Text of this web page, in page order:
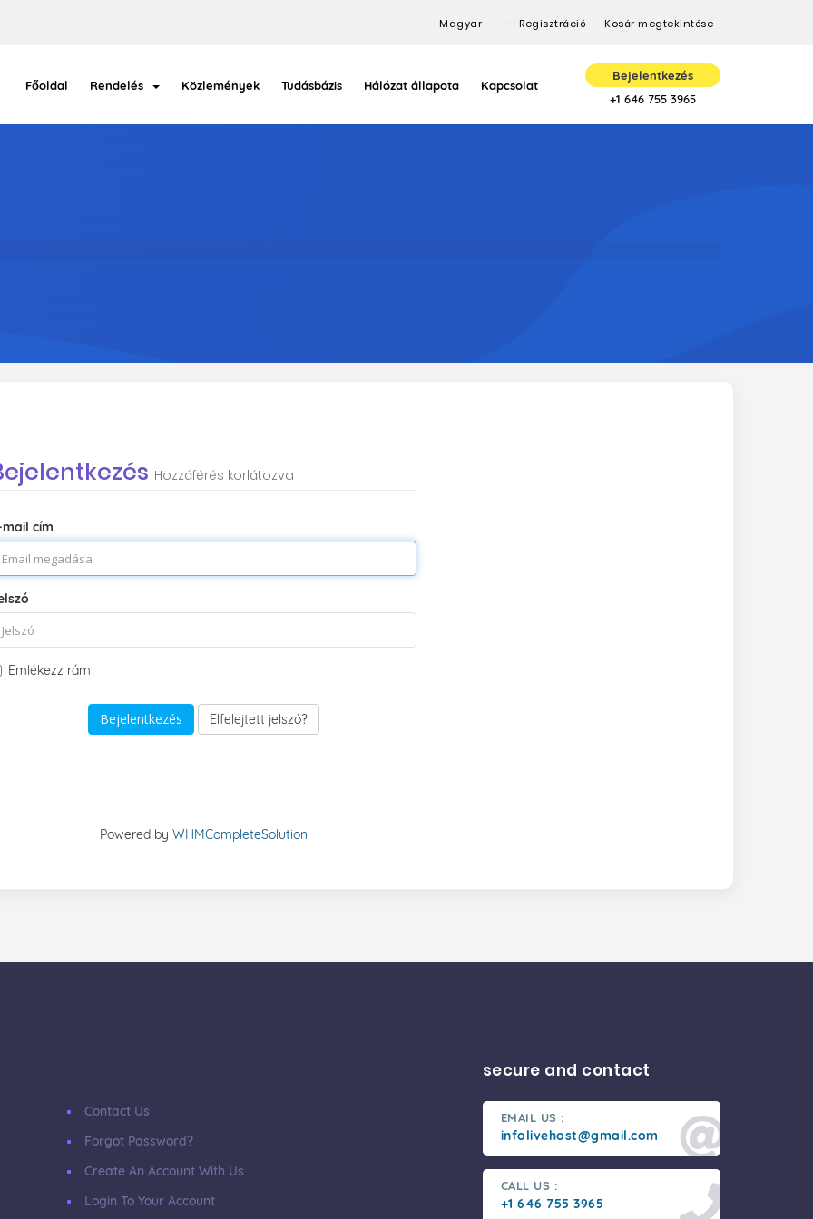
Magyar Regisztráció Kosár megtekintése
Főoldal Rendelés Közlemények Tudásbázis Hálózat állapota Kapcsolat
Bejelentkezés
+1 646 755 3965
Hozzáférés korlátozva
mail cím
Emlékezz rám
Elfelejtett jelszó?
Powered by WHMCompleteSolution
Contact Us
Forgot Password?
Create An Account With Us
Login To Your Account
secure and contact
EMAIL US :
infolivehost@gmail.com
CALL US :
+1 646 755 3965